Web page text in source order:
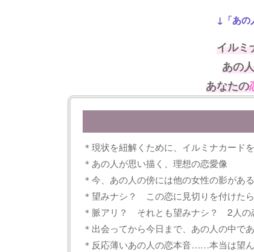
↓「あの
イルミ
あの
あなたの
＊現状を紐解くために、イルミナカード
＊あの人が思い描く、理想の恋愛像
＊今、あの人の傍には他の女性の影があ
＊望みナシ？ この恋に見切りを付けた
＊脈アリ？ それとも望みナシ？ 2人の
＊出会ってから今日まで、あの人の中で
＊反応薄いあの人の恋本音……本当は望